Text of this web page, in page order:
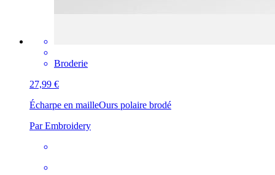
Broderie
27,99 €
Écharpe en mailleOurs polaire brodé
Par Embroidery